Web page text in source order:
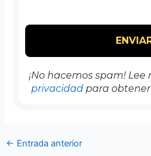
¡No hacemos spam! Lee
privacidad para
← Entrada anterior